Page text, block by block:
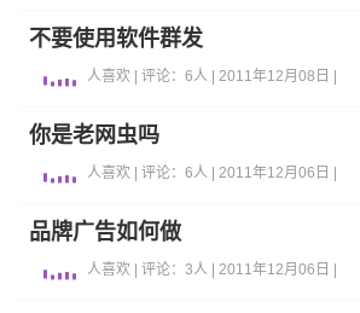
不要使用软件群发
人喜欢 | 评论：6人 | 2011年12月08日 |
你是老网虫吗
人喜欢 | 评论：6人 | 2011年12月06日 |
品牌广告如何做
人喜欢 | 评论：3人 | 2011年12月06日 |